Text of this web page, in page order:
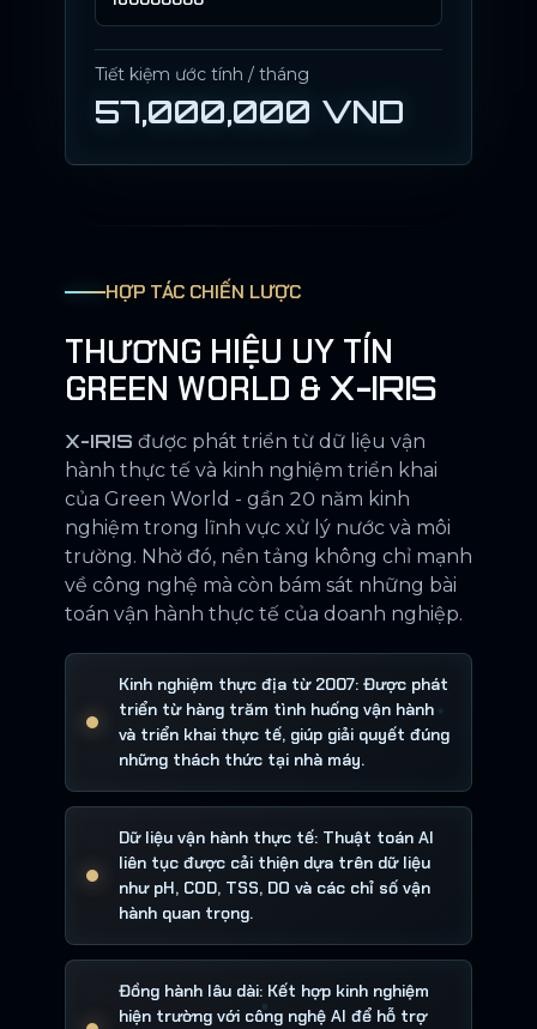
Tiết kiệm ước tính / tháng
57,000,000 VND
HỢP TÁC CHIẾN LƯỢC
THƯƠNG HIỆU UY TÍN
GREEN WORLD & X-IRIS
X-IRIS được phát triển từ dữ liệu vận
hành thực tế và kinh nghiệm triển khai
của Green World - gần 20 năm kinh
nghiệm trong lĩnh vực xử lý nước và môi
trường. Nhờ đó, nền tảng không chỉ mạnh
về công nghệ mà còn bám sát những bài
toán vận hành thực tế của doanh nghiệp.
Kinh nghiệm thực địa từ 2007: Được phát
triển từ hàng trăm tình huống vận hành
và triển khai thực tế, giúp giải quyết đúng
những thách thức tại nhà máy.
Dữ liệu vận hành thực tế: Thuật toán AI
liên tục được cải thiện dựa trên dữ liệu
như pH, COD, TSS, DO và các chỉ số vận
hành quan trọng.
Đồng hành lâu dài: Kết hợp kinh nghiệm
hiện trường với công nghệ AI để hỗ trợ